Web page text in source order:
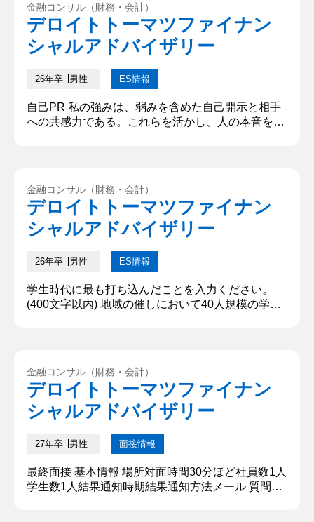
た。この原因は、店員が料理の説明を詳細に行えて
いないことだと考えた。そこでお客様に料理の魅力
を最大限伝え、店員の負担軽減を...
金融コンサル（財務・会計）
デロイトトーマツファイナン
シャルアドバイザリー
26年卒 男性 ES情報
自己PR 私の強みは、弱みを含めた自己開示と相手
への共感力である。これらを活かし、人の本音を引
直に指導を求めた。その結果、部員からも本音を引
き出せる信頼関係を築き、コーチによる選手選考へ
の不満という他人には言いづらい課...
金融コンサル（財務・会計）
デロイトトーマツファイナン
シャルアドバイザリー
26年卒 男性 ES情報
学生時代に最も打ち込んだことを入力ください。
(400文字以内) 地域の催しにおいて40人規模の学生
ため、未経験者同士でシフトが重複することや、接
客が苦手にも関わらず販売担当になるなどの問題が
生じていた。これは効率が...
金融コンサル（財務・会計）
デロイトトーマツファイナン
シャルアドバイザリー
27年卒 男性 面接情報
最終面接 基本情報 場所対面時間30分ほど社員数1人
学生数1人結果通知時期結果通知方法メール 質問内